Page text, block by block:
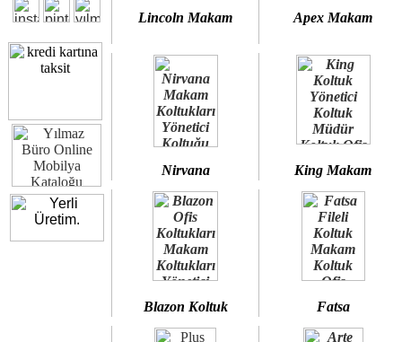
Lincoln Makam Apex Makam
Nirvana King Makam
Blazon Koltuk Fatsa